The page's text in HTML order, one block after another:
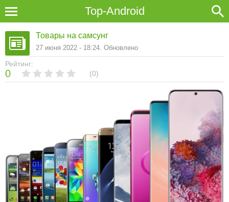
Top-Android
Рейтинг:
0 0
Товары на самсунг
27 июня 2022 - 18:24. Обновлено